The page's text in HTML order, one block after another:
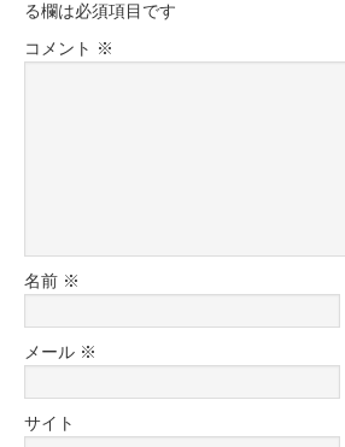
る欄は必須項目です
コメント ※
名前 ※
メール ※
サイト